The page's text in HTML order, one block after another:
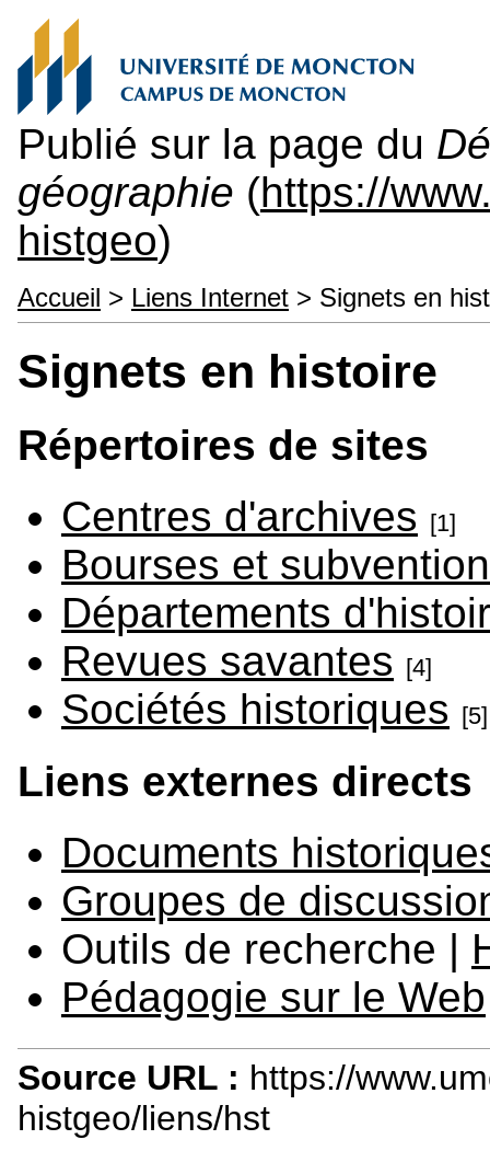
Publié sur la page du
géographie (https://
histgeo)
Accueil > Liens Internet > Signets en
Signets en histoire
Répertoires de sites
Centres d'archives
[1]
Bourses et
Départements
Revues savantes
[4]
Sociétés historiques [5]
Liens externes directs
Documents
Groupes de
Outils de recherche |
Pédagogie sur le Web
Source URL : https://
histgeo/liens/hst